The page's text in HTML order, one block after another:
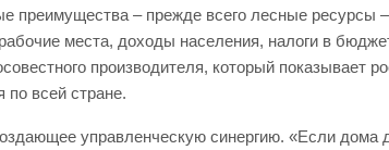
преимущества – прежде всего лесные
места, доходы населения, налоги в
производителя, который показывает
по всей стране.
управленческую синергию. «Если дома